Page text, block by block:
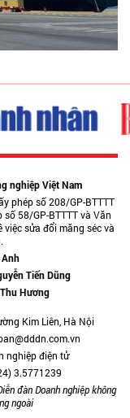
nghiệp Việt Nam
phép số 208/GP-BTTTT
58/GP-BTTTT và Văn
sửa đổi măng séc và
Tiến Dũng
Hương
Kim Liên, Hà Nội
nghiệp điện tử
3.5771239
đàn Doanh nghiệp không
ngoài